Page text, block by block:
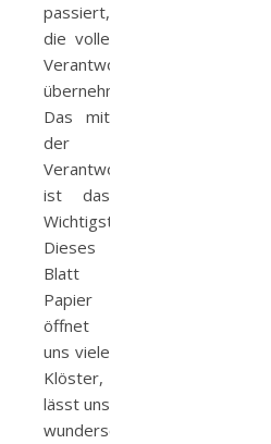
passiert,
die volle
Verantwortung
übernehmen.
Das mit
der
Verantwortung
ist das
Wichtigste!
Dieses
Blatt
Papier
öffnet
uns viele
Klöster,
lässt uns
wunderschöne